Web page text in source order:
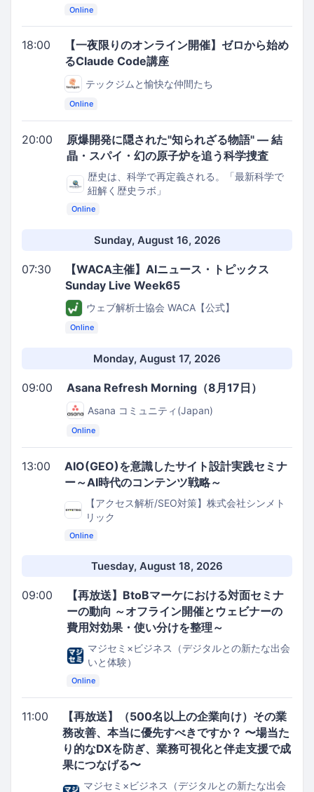
Online
18:00
【一夜限りのオンライン開催】ゼロから始め
るClaude Code講座
テックジムと愉快な仲間たち
Online
20:00
原爆開発に隠された"知られざる物語" ― 結
晶・スパイ・幻の原子炉を追う科学捜査
歴史は、科学で再定義される。「最新科学で
紐解く歴史ラボ」
Online
Sunday, August 16, 2026
07:30
【WACA主催】AIニュース・トピックス
Sunday Live Week65
ウェブ解析士協会 WACA【公式】
Online
Monday, August 17, 2026
09:00 Asana Refresh Morning（8月17日）
Asana コミュニティ(Japan)
Online
13:00
AIO(GEO)を意識したサイト設計実践セミナ
ー～AI時代のコンテンツ戦略～
【アクセス解析/SEO対策】株式会社シンメト
リック
Online
Tuesday, August 18, 2026
09:00
【再放送】BtoBマーケにおける対面セミナ
ーの動向 ～オフライン開催とウェビナーの
費用対効果・使い分けを整理～
マジセミ×ビジネス（デジタルとの新たな出会
いと体験）
Online
11:00
【再放送】（500名以上の企業向け）その業
務改善、本当に優先すべきですか？ 〜場当た
り的なDXを防ぎ、業務可視化と伴走支援で成
果につなげる〜
マジセミ×ビジネス（デジタルとの新たな出会